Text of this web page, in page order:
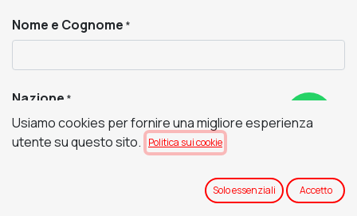
Nome e Cognome *
Nazione *
Usiamo cookies per fornire una migliore esperienza
utente su questo sito.
Politica sui cookie
Solo essenziali Accetto